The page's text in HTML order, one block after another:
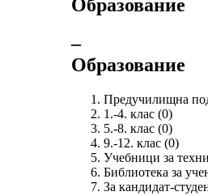
Образование
‒
Образование
Предучилищна
1.-4. клас (0)
5.-8. клас (0)
9.-12. клас (0)
Учебници за
Библиотека за
За кандидат-